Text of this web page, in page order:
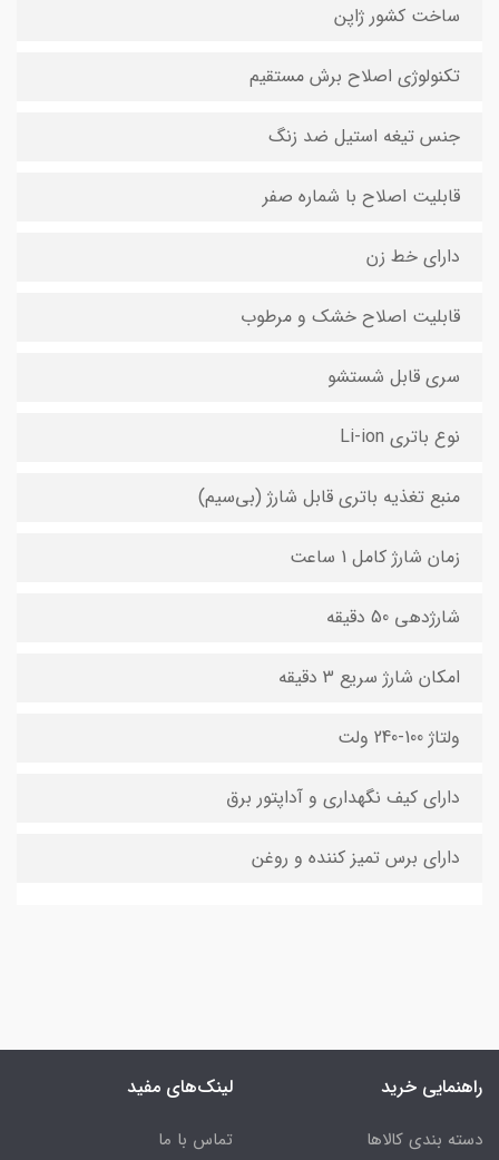
ساخت کشور ژاپن
تکنولوژی اصلاح برش مستقیم
جنس تیغه استیل ضد زنگ
قابلیت اصلاح با شماره صفر
دارای خط زن
قابلیت اصلاح خشک و مرطوب
سری قابل شستشو
نوع باتری Li-ion
منبع تغذیه باتری قابل شارژ (بی‌سیم)
زمان شارژ کامل 1 ساعت
شارژدهی 50 دقیقه
امکان شارژ سریع 3 دقیقه
ولتاژ 100-240 ولت
دارای کیف نگهداری و آداپتور برق
دارای برس تمیز کننده و روغن
راهنمایی خرید
دسته بندی کالاها
لینک‌های مفید
تماس با ما